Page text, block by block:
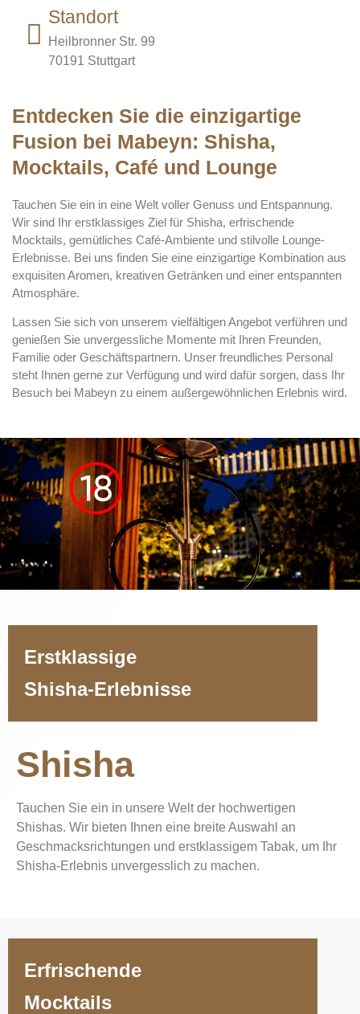
Entdecken Sie die einzigartige
Fusion bei Mabeyn: Shisha,
Mocktails, Café und Lounge
Tauchen Sie ein in eine Welt voller Genuss und Entspannung.
Wir sind Ihr erstklassiges Ziel für Shisha, erfrischende
Mocktails, gemütliches Café-Ambiente und stilvolle Lounge-
Erlebnisse. Bei uns finden Sie eine einzigartige Kombination aus
exquisiten Aromen, kreativen Getränken und einer entspannten
Atmosphäre.
Lassen Sie sich von unserem vielfältigen Angebot verführen und
genießen Sie unvergessliche Momente mit Ihren Freunden,
Familie oder Geschäftspartnern. Unser freundliches Personal
steht Ihnen gerne zur Verfügung und wird dafür sorgen, dass Ihr
Besuch bei Mabeyn zu einem außergewöhnlichen Erlebnis wird.
Standort
Heilbronner Str. 99
70191 Stuttgart
Erstklassige
Shisha-Erlebnisse
Shisha
Tauchen Sie ein in unsere Welt der hochwertigen
Shishas. Wir bieten Ihnen eine breite Auswahl an
Geschmacksrichtungen und erstklassigem Tabak, um Ihr
Shisha-Erlebnis unvergesslich zu machen.
Erfrischende
Mocktails